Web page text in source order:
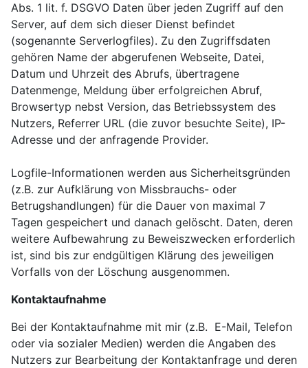
Abs. 1 lit. f. DSGVO Daten über jeden Zugriff auf den
Server, auf dem sich dieser Dienst befindet
(sogenannte Serverlogfiles). Zu den Zugriffsdaten
gehören Name der abgerufenen Webseite, Datei,
Datum und Uhrzeit des Abrufs, übertragene
Datenmenge, Meldung über erfolgreichen Abruf,
Browsertyp nebst Version, das Betriebssystem des
Nutzers, Referrer URL (die zuvor besuchte Seite), IP-
Adresse und der anfragende Provider.
Logfile-Informationen werden aus Sicherheitsgründen
(z.B. zur Aufklärung von Missbrauchs- oder
Betrugshandlungen) für die Dauer von maximal 7
Tagen gespeichert und danach gelöscht. Daten, deren
weitere Aufbewahrung zu Beweiszwecken erforderlich
ist, sind bis zur endgültigen Klärung des jeweiligen
Vorfalls von der Löschung ausgenommen.
Kontaktaufnahme
Bei der Kontaktaufnahme mit mir (z.B. E-Mail, Telefon
oder via sozialer Medien) werden die Angaben des
Nutzers zur Bearbeitung der Kontaktanfrage und deren